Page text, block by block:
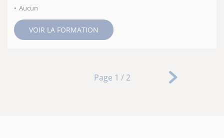
Aucun
VOIR LA FORMATION
» Last »
Page 1 / 2